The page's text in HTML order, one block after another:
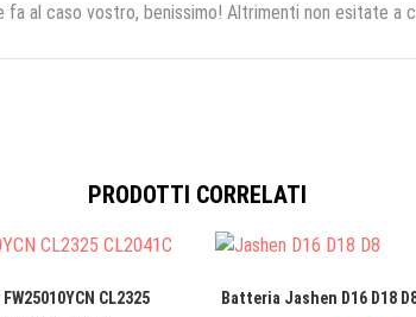
al caso vostro, benissimo! Altrimenti non esitate a
PRODOTTI CORRELATI
CL2325
Batteria Jashen D16 D18